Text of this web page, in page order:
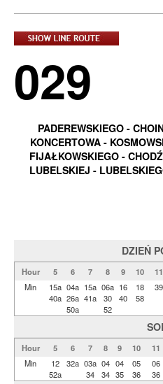
029
PADEREWSKIEGO -
KONCERTOWA -
FIJAŁKOWSKIEGO -
LUBELSKIEJ -
DZIEŃ
Hour 5 6 7 8 9 10
11
Min
15a
40a
04a
26a
50a
15a
41a
06a
30
52
16
40
18
58
39
Hour 5 6 7 8 9 10
11
Min
12
52a
32a 03a
34
04
34
04
35
05
36
06
36